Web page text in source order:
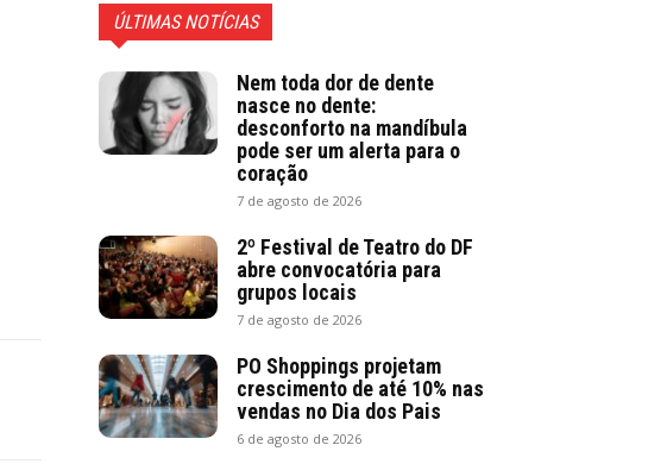
ÚLTIMAS NOTÍCIAS
Nem toda dor de dente
nasce no dente:
desconforto na mandíbula
pode ser um alerta para o
coração
7 de agosto de 2026
2º Festival de Teatro do DF
abre convocatória para
grupos locais
7 de agosto de 2026
PO Shoppings projetam
crescimento de até 10% nas
vendas no Dia dos Pais
6 de agosto de 2026